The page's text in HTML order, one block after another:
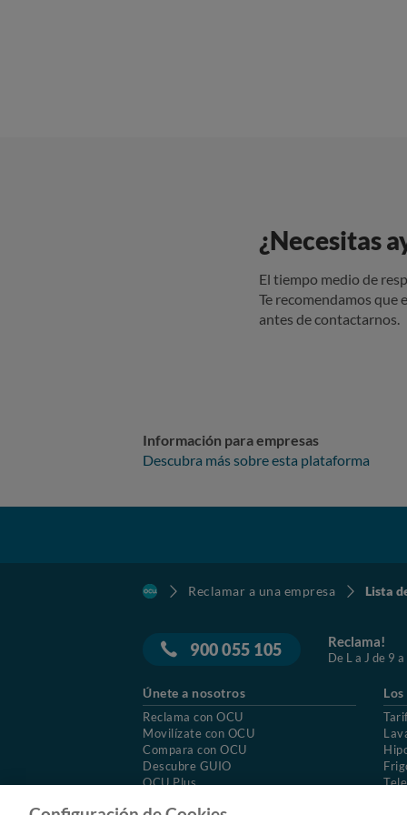
¿Necesitas
El tiempo medio de
Te recomendamos que
antes de contactarnos.
Información para empresas
Descubra más sobre esta plataforma
Reclamar a una empresa Lista
900 055 105 Reclama!
De L a J de 9
Únete a nosotros
Reclama con OCU
Movilízate con OCU
Compara con OCU
Descubre GUIO
OCU Plus